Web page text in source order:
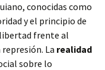
conocidas como
y el principio de
frente al
La realidad
sobre lo